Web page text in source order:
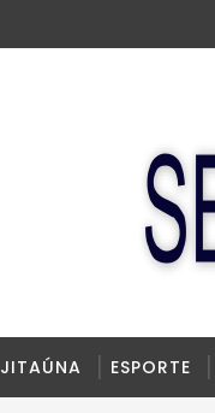
JITAÚNA ESPORTE